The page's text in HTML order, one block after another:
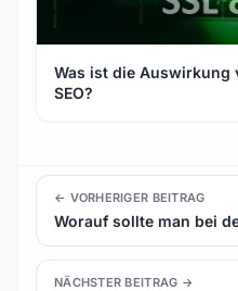
Was ist die Auswirkung
SEO?
← VORHERIGER BEITRAG
Worauf sollte man bei
NÄCHSTER BEITRAG →